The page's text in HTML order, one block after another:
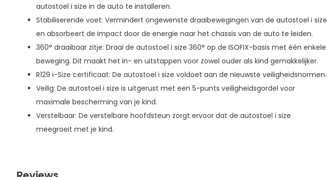
autostoel i size in de auto te installeren.
Stabiliserende voet: Vermindert ongewenste draaibewegingen van de autostoel i size
en absorbeert de impact door de energie naar het chassis van de auto te leiden.
360° draaibaar zitje: Draai de autostoel i size 360° op de ISOFIX-basis met één enkele
beweging. Dit maakt het in- en uitstappen voor zowel ouder als kind gemakkelijker.
R129 i-Size certificaat: De autostoel i size voldoet aan de nieuwste veiligheidsnormen.
Veilig: De autostoel i size is uitgerust met een 5-punts veiligheidsgordel voor
maximale bescherming van je kind.
Verstelbaar: De verstelbare hoofdsteun zorgt ervoor dat de autostoel i size
meegroeit met je kind.